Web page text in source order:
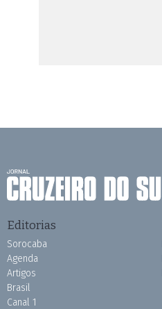
Editorias
Sorocaba
Agenda
Artigos
Brasil
Canal 1